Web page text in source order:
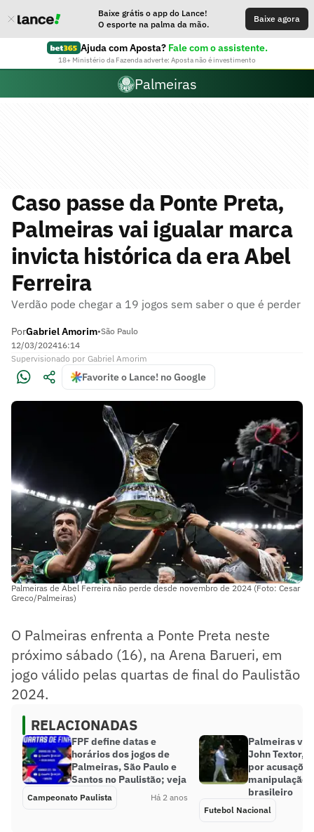
Baixe grátis o app do Lance!
O esporte na palma da mão.
Baixe agora
Ajuda com Aposta? Fale com o assistente.
18+ Ministério da Fazenda adverte: Aposta não é investimento
Palmeiras
Caso passe da Ponte Preta,
Palmeiras vai igualar marca
invicta histórica da era Abel
Ferreira
Verdão pode chegar a 19 jogos sem saber o que é perder
PorGabriel Amorim•São Paulo
12/03/202416:14
Supervisionado por Gabriel Amorim
Favorite o Lance! no Google
Palmeiras de Abel Ferreira não perde desde novembro de 2024 (Foto: Cesar
Greco/Palmeiras)
O Palmeiras enfrenta a Ponte Preta neste
próximo sábado (16), na Arena Barueri, em
jogo válido pelas quartas de final do Paulistão
2024.
RELACIONADAS
FPF define datas e
horários dos jogos de
Palmeiras, São Paulo e
Santos no Paulistão; veja
Campeonato Paulista Há 2 anos
Palmeiras
John Textor,
por
manipulação
brasileiro
Futebol Nacional